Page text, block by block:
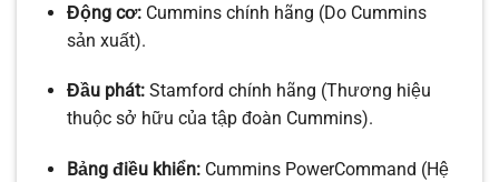
Động cơ:Cummins chính hãng (Do Cummins
sản xuất).
Đầu phát:Stamford chính hãng (Thương hiệu
thuộc sở hữu của tập đoàn Cummins).
Bảng điều khiển:Cummins PowerCommand (Hệ